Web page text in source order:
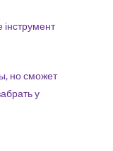
інструмент
но сможет
у